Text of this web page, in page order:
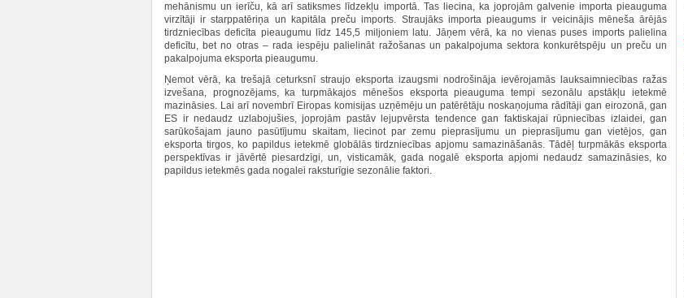
mehānismu un ierīču, kā arī satiksmes līdzekļu importā. Tas liecina, ka joprojām galvenie importa pieauguma
virzītāji ir starppatēriņa un kapitāla preču imports. Straujāks importa pieaugums ir veicinājis mēneša ārējās
tirdzniecības deficīta pieaugumu līdz 145,5 miljoniem latu. Jāņem vērā, ka no vienas puses imports palielina
deficītu, bet no otras – rada iespēju palielināt ražošanas un pakalpojuma sektora konkurētspēju un preču un
pakalpojuma eksporta pieaugumu.
Ņemot vērā, ka trešajā ceturksnī straujo eksporta izaugsmi nodrošināja ievērojamās lauksaimniecības ražas
izvešana, prognozējams, ka turpmākajos mēnešos eksporta pieauguma tempi sezonālu apstākļu ietekmē
mazināsies. Lai arī novembrī Eiropas komisijas uzņēmēju un patērētāju noskaņojuma rādītāji gan eirozonā, gan
ES ir nedaudz uzlabojušies, joprojām pastāv lejupvērsta tendence gan faktiskajai rūpniecības izlaidei, gan
sarūkošajam jauno pasūtījumu skaitam, liecinot par zemu pieprasījumu un pieprasījumu gan vietējos, gan
eksporta tirgos, ko papildus ietekmē globālās tirdzniecības apjomu samazināšanās. Tādēļ turpmākās eksporta
perspektīvas ir jāvērtē piesardzīgi, un, visticamāk, gada nogalē eksporta apjomi nedaudz samazināsies, ko
papildus ietekmēs gada nogalei raksturīgie sezonālie faktori.